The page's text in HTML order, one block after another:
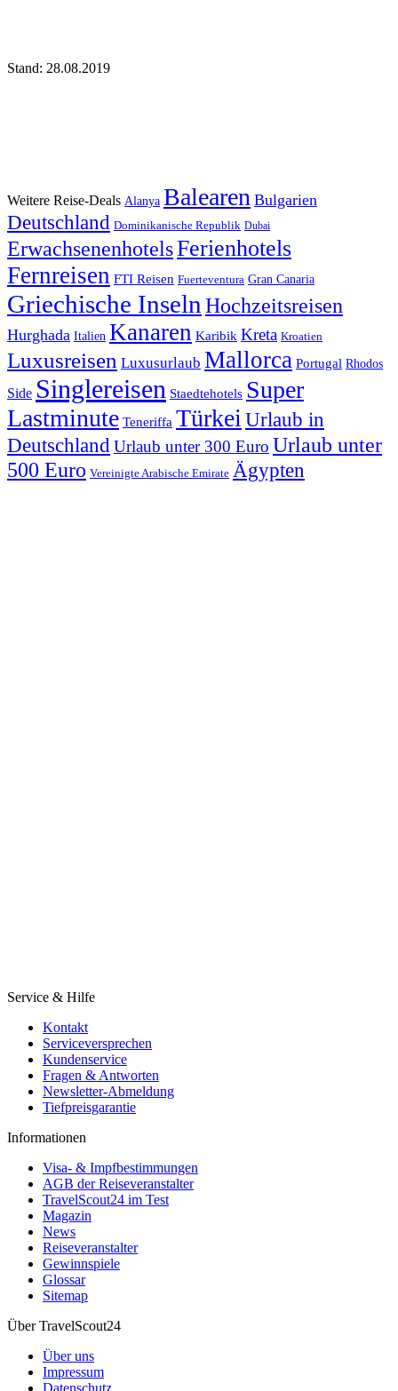
Stand: 28.08.2019
Weitere Reise-Deals Alanya Balearen Bulgarien
Deutschland Dominikanische Republik Dubai
ErwachsenenhotelsFerienhotels
Fernreisen FTI Reisen Fuerteventura Gran Canaria
Griechische Inseln Hochzeitsreisen
Hurghada Italien Kanaren Karibik Kreta Kroatien
Luxusreisen Luxusurlaub Mallorca Portugal Rhodos
Side Singlereisen Staedtehotels Super
Lastminute Teneriffa Türkei Urlaub in
DeutschlandUrlaub unter 300 Euro Urlaub unter
500 Euro Vereinigte Arabische Emirate Ägypten
Service & Hilfe
Kontakt
Serviceversprechen
Kundenservice
Fragen & Antworten
Newsletter-Abmeldung
Tiefpreisgarantie
Informationen
Visa- & Impfbestimmungen
AGB der Reiseveranstalter
TravelScout24 im Test
Magazin
News
Reiseveranstalter
Gewinnspiele
Glossar
Sitemap
Über TravelScout24
Über uns
Impressum